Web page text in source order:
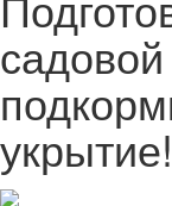
укрытие!